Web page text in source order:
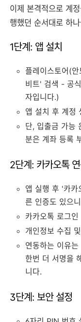
이제 본격적으로 계
행했던 순서대로 하
1단계: 앱 설치
플레이스토어(
비트' 검색 - 공
자입니다.)
앱 설치 후 계정
단, 입출금 가능
분은 계좌 등록
2단계: 카카오톡
앱 실행 후 '카카
른 인증도 있으
카카오톡 로그
개인정보 수집
연동하는 이유
한번 더 서명을
니다.
3단계: 보안 설정